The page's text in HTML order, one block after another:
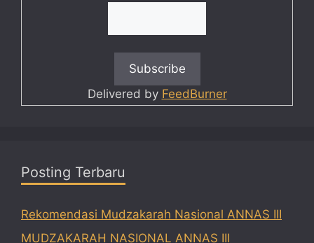
Delivered by FeedBurner
Posting Terbaru
Rekomendasi Mudzakarah Nasional ANNAS III
MUDZAKARAH NASIONAL ANNAS III